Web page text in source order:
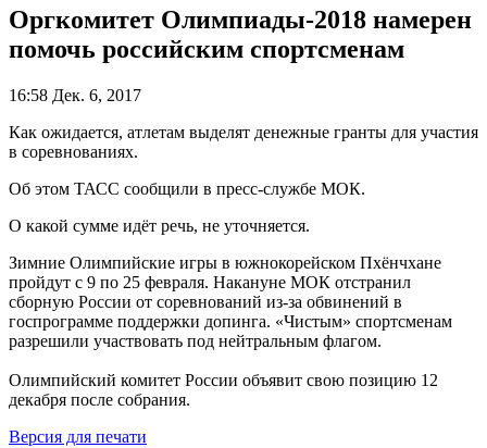
Оргкомитет Олимпиады-2018 намерен
помочь российским спортсменам
16:58 Дек. 6, 2017
Как ожидается, атлетам выделят денежные гранты для участия
в соревнованиях.
Об этом ТАСС сообщили в пресс-службе МОК.
О какой сумме идёт речь, не уточняется.
Зимние Олимпийские игры в южнокорейском Пхёнчхане
пройдут с 9 по 25 февраля. Накануне МОК отстранил
сборную России от соревнований из-за обвинений в
госпрограмме поддержки допинга. «Чистым» спортсменам
разрешили участвовать под нейтральным флагом.
Олимпийский комитет России объявит свою позицию 12
декабря после собрания.
Версия для печати